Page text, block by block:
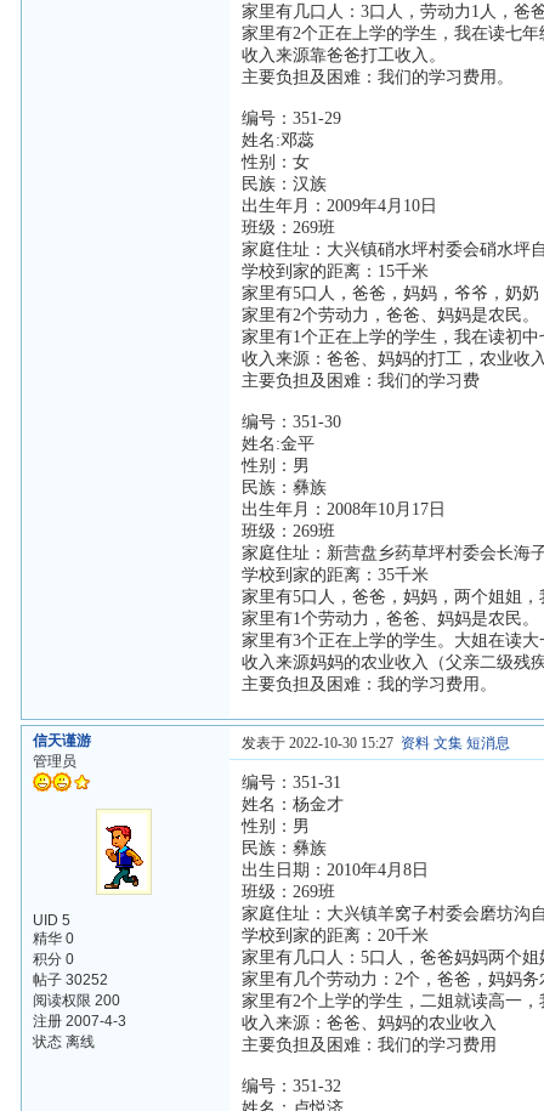
家里有几口人：3口人，劳动力1人，爸
家里有2个正在上学的学生，我在读七
收入来源靠爸爸打工收入。
主要负担及困难：我们的学习费用。
编号：351-29
姓名:邓蕊
性别：女
民族：汉族
出生年月：2009年4月10日
班级：269班
家庭住址：大兴镇硝水坪村委会硝水坪
学校到家的距离：15千米
家里有5口人，爸爸，妈妈，爷爷，奶奶
家里有2个劳动力，爸爸、妈妈是农民。
家里有1个正在上学的学生，我在读初
收入来源：爸爸、妈妈的打工，农业收
主要负担及困难：我们的学习费
编号：351-30
姓名:金平
性别：男
民族：彝族
出生年月：2008年10月17日
班级：269班
家庭住址：新营盘乡药草坪村委会长海
学校到家的距离：35千米
家里有5口人，爸爸，妈妈，两个姐姐，
家里有1个劳动力，爸爸、妈妈是农民。
家里有3个正在上学的学生。大姐在读
收入来源妈妈的农业收入（父亲二级残
主要负担及困难：我的学习费用。
信天谨游
管理员
UID 5
精华 0
积分 0
帖子 30252
阅读权限 200
注册 2007-4-3
状态 离线
发表于 2022-10-30 15:27 资料 文集 短消息
编号：351-31
姓名：杨金才
性别：男
民族：彝族
出生日期：2010年4月8日
班级：269班
家庭住址：大兴镇羊窝子村委会磨坊沟
学校到家的距离：20千米
家里有几口人：5口人，爸爸妈妈两个姐
家里有几个劳动力：2个，爸爸，妈妈务
家里有2个上学的学生，二姐就读高一
收入来源：爸爸、妈妈的农业收入
主要负担及困难：我们的学习费用
编号：351-32